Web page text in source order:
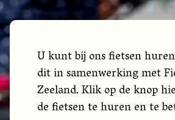
U kunt bij ons fietsen
dit in samenwerking met
Zeeland. Klik op de knop
de fietsen te huren en te